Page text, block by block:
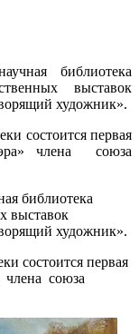
библиотека
выставок
художник».
состоится первая
члена союза
библиотека
выставок
художник».
состоится первая
члена союза